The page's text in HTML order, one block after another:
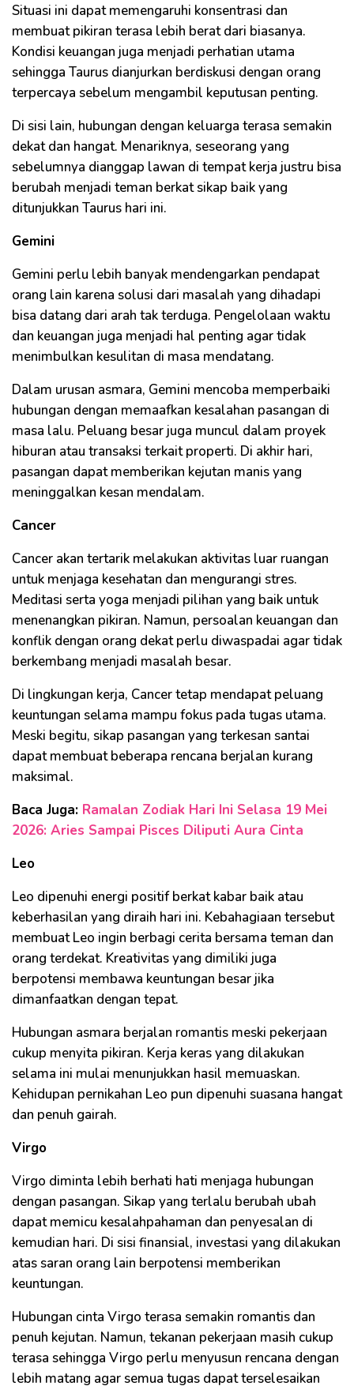
Situasi ini dapat memengaruhi konsentrasi dan
membuat pikiran terasa lebih berat dari biasanya.
Kondisi keuangan juga menjadi perhatian utama
sehingga Taurus dianjurkan berdiskusi dengan orang
terpercaya sebelum mengambil keputusan penting.
Di sisi lain, hubungan dengan keluarga terasa semakin
dekat dan hangat. Menariknya, seseorang yang
sebelumnya dianggap lawan di tempat kerja justru bisa
berubah menjadi teman berkat sikap baik yang
ditunjukkan Taurus hari ini.
Gemini
Gemini perlu lebih banyak mendengarkan pendapat
orang lain karena solusi dari masalah yang dihadapi
bisa datang dari arah tak terduga. Pengelolaan waktu
dan keuangan juga menjadi hal penting agar tidak
menimbulkan kesulitan di masa mendatang.
Dalam urusan asmara, Gemini mencoba memperbaiki
hubungan dengan memaafkan kesalahan pasangan di
masa lalu. Peluang besar juga muncul dalam proyek
hiburan atau transaksi terkait properti. Di akhir hari,
pasangan dapat memberikan kejutan manis yang
meninggalkan kesan mendalam.
Cancer
Cancer akan tertarik melakukan aktivitas luar ruangan
untuk menjaga kesehatan dan mengurangi stres.
Meditasi serta yoga menjadi pilihan yang baik untuk
menenangkan pikiran. Namun, persoalan keuangan dan
konflik dengan orang dekat perlu diwaspadai agar tidak
berkembang menjadi masalah besar.
Di lingkungan kerja, Cancer tetap mendapat peluang
keuntungan selama mampu fokus pada tugas utama.
Meski begitu, sikap pasangan yang terkesan santai
dapat membuat beberapa rencana berjalan kurang
maksimal.
Baca Juga: Ramalan Zodiak Hari Ini Selasa 19 Mei
2026: Aries Sampai Pisces Diliputi Aura Cinta
Leo
Leo dipenuhi energi positif berkat kabar baik atau
keberhasilan yang diraih hari ini. Kebahagiaan tersebut
membuat Leo ingin berbagi cerita bersama teman dan
orang terdekat. Kreativitas yang dimiliki juga
berpotensi membawa keuntungan besar jika
dimanfaatkan dengan tepat.
Hubungan asmara berjalan romantis meski pekerjaan
cukup menyita pikiran. Kerja keras yang dilakukan
selama ini mulai menunjukkan hasil memuaskan.
Kehidupan pernikahan Leo pun dipenuhi suasana hangat
dan penuh gairah.
Virgo
Virgo diminta lebih berhati hati menjaga hubungan
dengan pasangan. Sikap yang terlalu berubah ubah
dapat memicu kesalahpahaman dan penyesalan di
kemudian hari. Di sisi finansial, investasi yang dilakukan
atas saran orang lain berpotensi memberikan
keuntungan.
Hubungan cinta Virgo terasa semakin romantis dan
penuh kejutan. Namun, tekanan pekerjaan masih cukup
terasa sehingga Virgo perlu menyusun rencana dengan
lebih matang agar semua tugas dapat terselesaikan